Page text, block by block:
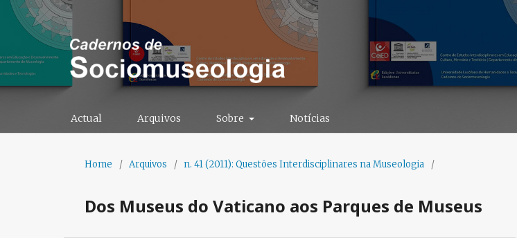
Actual Arquivos Sobre Notícias
Home / Arquivos / n. 41 (2011): Questões Interdisciplinares na Museologia /
Dos Museus do Vaticano aos Parques de Museus